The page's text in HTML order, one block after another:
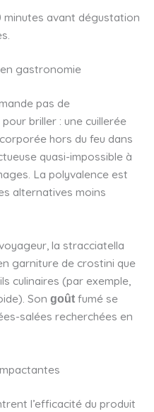
minutes avant dégustation
gastronomie
pas de
briller : une cuillerée
hors du feu dans
quasi-impossible à
La polyvalence est
alternatives moins
la stracciatella
garniture de crostini que
culinaires (par exemple,
Son goût fumé se
salées recherchées en
l’efficacité du produit